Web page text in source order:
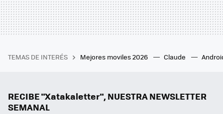
TEMAS DE INTERÉS Mejores moviles 2026 Claude
RECIBE "Xatakaletter", NUESTRA NEWSLETTER
SEMANAL